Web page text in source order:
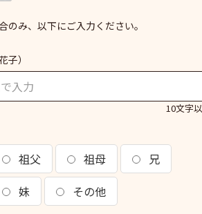
のみ、以下にご入力ください。
子）
10文字
祖父 祖母
兄
妹 その他